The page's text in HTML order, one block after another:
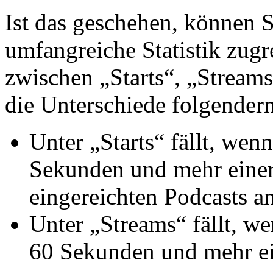
Ist das geschehen, können
umfangreiche Statistik
zwischen „Starts“,
die Unterschiede
Unter „Starts“ fällt,
Sekunden und mehr
eingereichten Podcasts
Unter „Streams“ fällt,
60 Sekunden und mehr